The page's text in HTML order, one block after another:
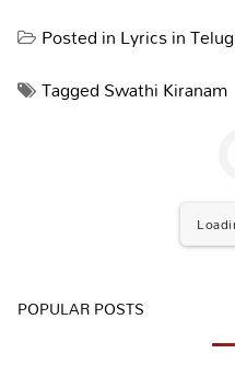
Posted inLyrics in
TaggedSwathi Kiranam
POPULAR POSTS